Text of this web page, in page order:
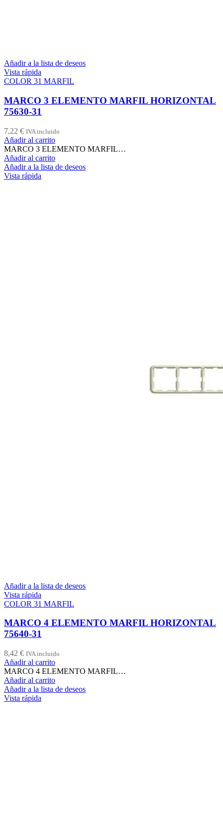
Añadir a la lista de deseos
Vista rápida
COLOR 31 MARFIL
MARCO 3 ELEMENTO MARFIL HORIZONTAL
75630-31
7,22 € IVA incluido
Añadir al carrito
MARCO 3 ELEMENTO MARFIL…
Añadir al carrito
Añadir a la lista de deseos
Vista rápida
Añadir a la lista de deseos
Vista rápida
COLOR 31 MARFIL
MARCO 4 ELEMENTO MARFIL HORIZONTAL
75640-31
8,42 € IVA incluido
Añadir al carrito
MARCO 4 ELEMENTO MARFIL…
Añadir al carrito
Añadir a la lista de deseos
Vista rápida